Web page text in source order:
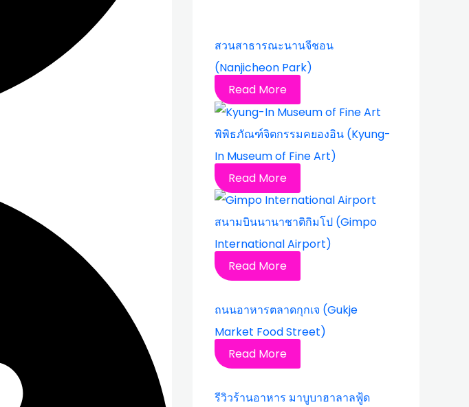
สวนสาธารณะนานจีชอน
(Nanjicheon Park)
Read More
พิพิธภัณฑ์จิตกรรมคยองอิน (Kyung-
In Museum of Fine Art)
Read More
สนามบินนานาชาติกิมโป (Gimpo
International Airport)
Read More
ถนนอาหารตลาดกุกเจ (Gukje
Market Food Street)
Read More
รีวิวร้านอาหาร มาบูบาฮาลาลฟู้ด